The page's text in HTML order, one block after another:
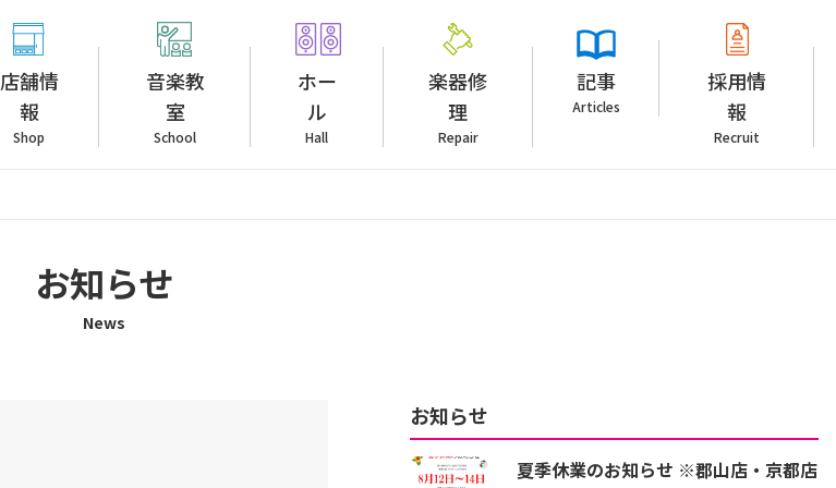
店舗情
報
Shop
音楽教
室
School
ホー
ル
Hall
楽器修
理
Repair
記事
Articles
採用情
報
Recruit
お知らせ
News
お知らせ
夏季休業のお知らせ ※郡山店・京都店